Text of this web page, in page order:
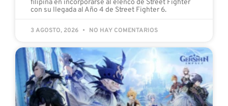
filipina en incorporarse al elenco de Street Fighter
con su llegada al Año 4 de Street Fighter 6.
3 AGOSTO, 2026 NO HAY COMENTARIOS